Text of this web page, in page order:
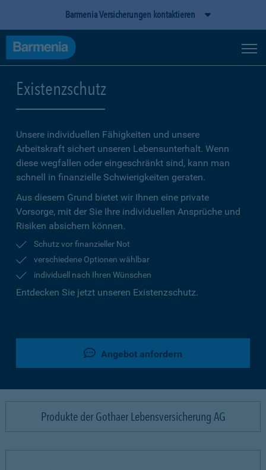
Barmenia Versicherungen kontaktieren
Existenzschutz
Unsere individuellen Fähigkeiten und unsere
Arbeitskraft sichert unseren Lebensunterhalt. Wenn
diese wegfallen oder eingeschränkt sind, kann man
schnell in finanzielle Schwierigkeiten geraten.
Aus diesem Grund bietet wir Ihnen eine private
Vorsorge, mit der Sie Ihre individuellen Ansprüche und
Risiken absichern können.
Schutz vor finanzieller Not
verschiedene Optionen wählbar
individuell nach Ihren Wünschen
Entdecken Sie jetzt unseren Existenzschutz.
Angebot anfordern
Produkte der Gothaer Lebensversicherung AG